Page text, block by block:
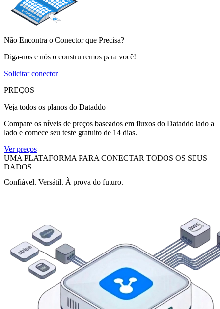
Não Encontra o Conector que Precisa?
Diga-nos e nós o construiremos para você!
Solicitar conector
PREÇOS
Veja todos os planos do Dataddo
Compare os níveis de preços baseados em fluxos do Dataddo lado a
lado e comece seu teste gratuito de 14 dias.
Ver preços
UMA PLATAFORMA PARA CONECTAR TODOS OS SEUS
DADOS
Confiável. Versátil. À prova do futuro.